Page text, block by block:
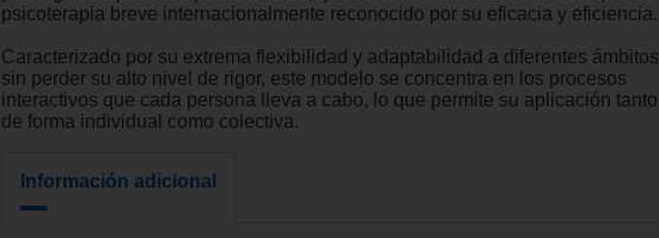
psicoterapia breve internacionalmente reconocido por su eficacia y eficiencia.
Caracterizado por su extrema flexibilidad y adaptabilidad a diferentes ámbitos
sin perder su alto nivel de rigor, este modelo se concentra en los procesos
interactivos que cada persona lleva a cabo, lo que permite su aplicación tanto
de forma individual como colectiva.
Información adicional